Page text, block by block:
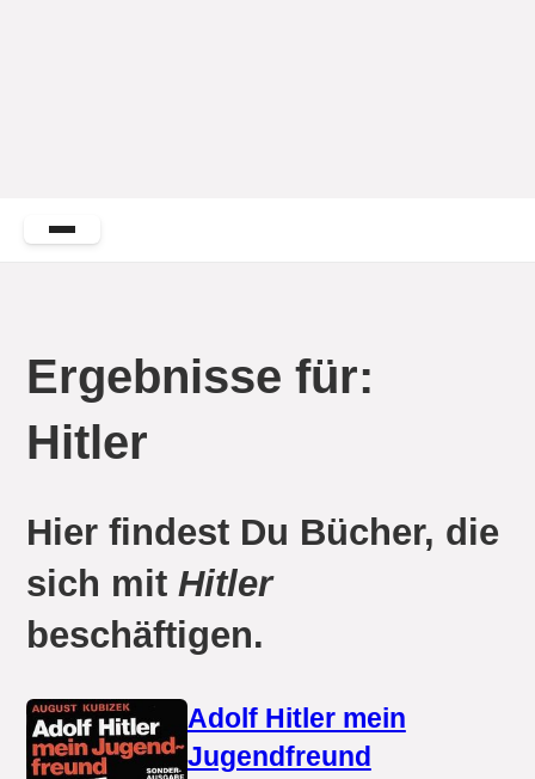
Ergebnisse für:
Hitler
Hier findest Du Bücher, die
sich mitHitler
beschäftigen.
Adolf Hitler mein
Jugendfreund